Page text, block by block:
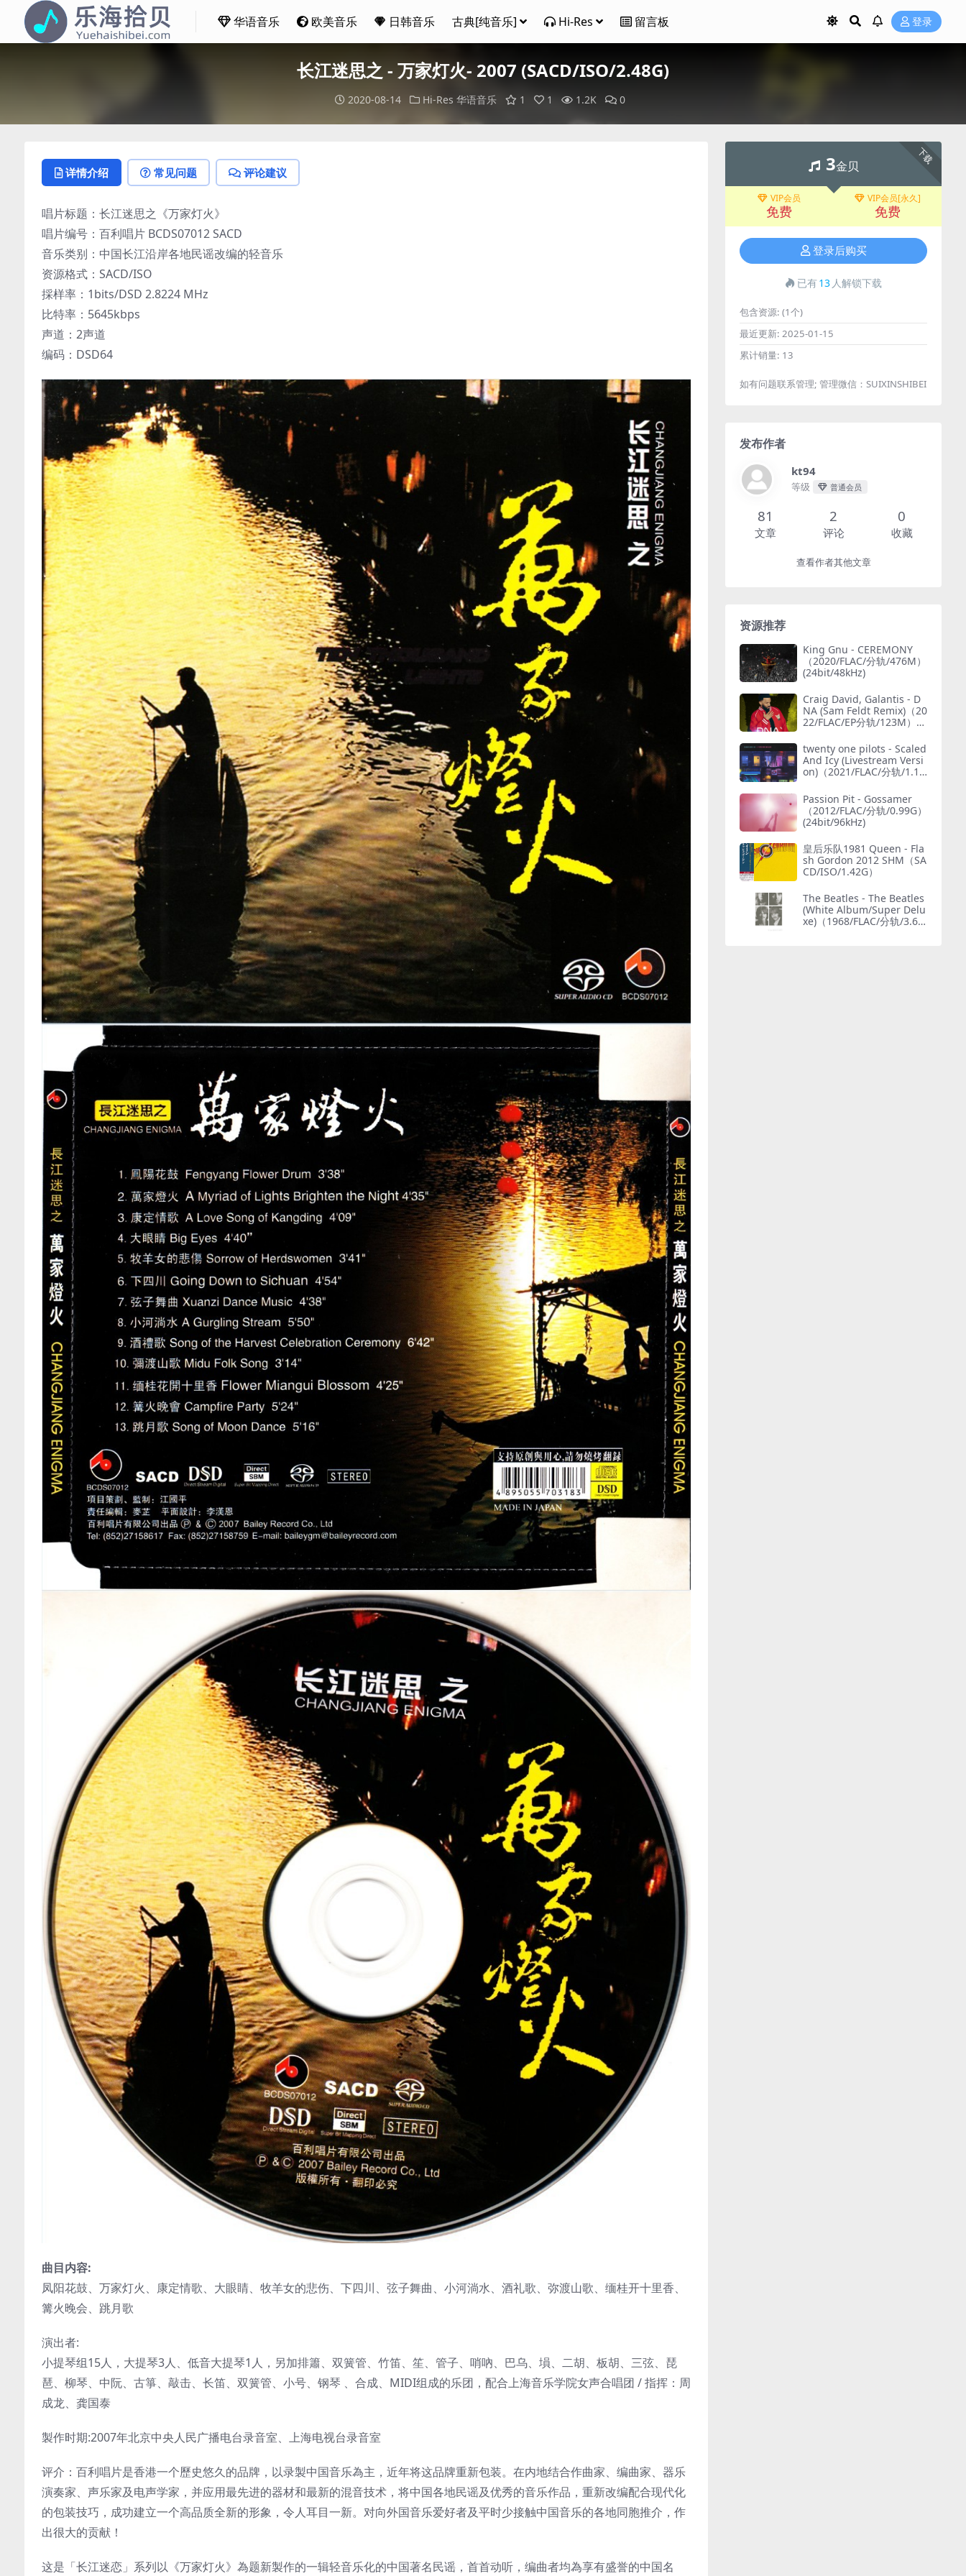
华语音乐 欧美音乐 日韩音乐 古典[纯音乐] Hi-Res 留言板 登录
长江迷思之 - 万家灯火- 2007 (SACD/ISO/2.48G)
2020-08-14 Hi-Res 华语音乐 1 1 1.2K 0
详情介绍 常见问题 评论建议
唱片标题：长江迷思之《万家灯火》
唱片编号：百利唱片 BCDS07012 SACD
音乐类别：中国长江沿岸各地民谣改编的轻音乐
资源格式：SACD/ISO
採样率：1bits/DSD 2.8224 MHz
比特率：5645kbps
声道：2声道
编码：DSD64
曲目内容:
凤阳花鼓、万家灯火、康定情歌、大眼睛、牧羊女的悲伤、下四川、弦子舞曲、小河淌水、酒礼歌、弥渡山歌、缅桂开十里香、
篝火晚会、跳月歌
演出者:
小提琴组15人，大提琴3人、低音大提琴1人，另加排簫、双簧管、竹笛、笙、管子、哨吶、巴乌、塤、二胡、板胡、三弦、琵
琶、柳琴、中阮、古箏、敲击、长笛、双簧管、小号、钢琴 、合成、MIDI组成的乐团，配合上海音乐学院女声合唱团 / 指挥：周
成龙、龚国泰
製作时期:2007年北京中央人民广播电台录音室、上海电视台录音室
评介：百利唱片是香港一个歷史悠久的品牌，以录製中国音乐為主，近年将这品牌重新包装。在内地结合作曲家、编曲家、器乐
演奏家、声乐家及电声学家，并应用最先进的器材和最新的混音技术，将中国各地民谣及优秀的音乐作品，重新改编配合现代化
的包装技巧，成功建立一个高品质全新的形象，令人耳目一新。对向外国音乐爱好者及平时少接触中国音乐的各地同胞推介，作
出很大的贡献！
这是「长江迷恋」系列以《万家灯火》為题新製作的一辑轻音乐化的中国著名民谣，首首动听，编曲者均為享有盛誉的中国名
下载
3金贝
VIP会员
免费
VIP会员[永久]
免费
登录后购买
已有13 人解锁下载
包含资源: (1个)
最近更新: 2025-01-15
累计销量: 13
如有问题联系管理; 管理微信：SUIXINSHIBEI
发布作者
kt94
等级 普通会员
81
文章
2
评论
0
收藏
查看作者其他文章
资源推荐
King Gnu - CEREMONY
（2020/FLAC/分轨/476M）
(24bit/48kHz)
Craig David, Galantis - D
NA (Sam Feldt Remix)（20
22/FLAC/EP分轨/123M）
twenty one pilots - Scaled
And Icy (Livestream Versi
on)（2021/FLAC/分轨/1.15
Passion Pit - Gossamer
（2012/FLAC/分轨/0.99G）
(24bit/96kHz)
皇后乐队1981 Queen - Fla
sh Gordon 2012 SHM（SA
CD/ISO/1.42G）
The Beatles - The Beatles
(White Album/Super Delu
xe)（1968/FLAC/分轨/3.69